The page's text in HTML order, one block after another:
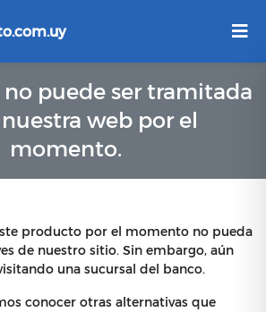
puede ser tramitada
web por el
momento.
producto por el momento no pueda
de nuestro sitio. Sin embargo, aún
una sucursal del banco.
conocer otras alternativas que